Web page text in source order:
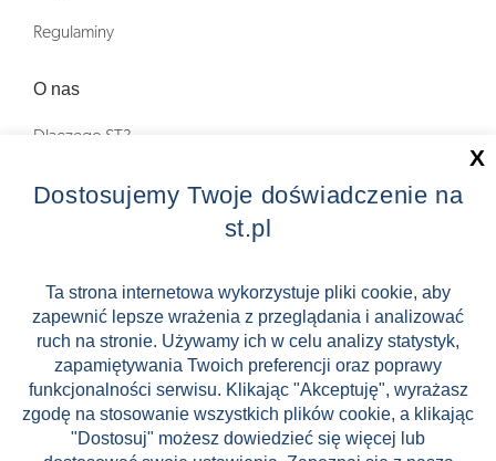
Regulaminy
O nas
Dlaczego ST?
Zostań Pilotem wycieczek!
Zniżki
FAQ
ST INCENTIVE
Dostosujemy Twoje doświadczenie na
st.pl
Ta strona internetowa wykorzystuje pliki cookie, aby
zapewnić lepsze wrażenia z przeglądania i analizować
ruch na stronie. Używamy ich w celu analizy statystyk,
zapamiętywania Twoich preferencji oraz poprawy
funkcjonalności serwisu. Klikając "Akceptuję", wyrażasz
zgodę na stosowanie wszystkich plików cookie, a klikając
"Dostosuj" możesz dowiedzieć się więcej lub
X